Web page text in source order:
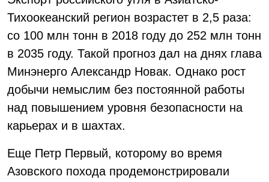
Тихоокеанский регион возрастет в 2,5 раза:
со 100 млн тонн в 2018 году до 252 млн тонн
в 2035 году. Такой прогноз дал на днях глава
Минэнерго Александр Новак. Однако рост
добычи немыслим без постоянной работы
над повышением уровня безопасности на
карьерах и в шахтах.
Еще Петр Первый, которому во время
Азовского похода продемонстрировали